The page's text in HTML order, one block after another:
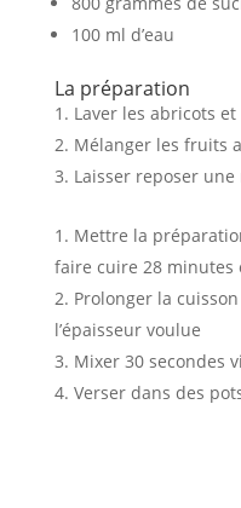
100 ml d’eau
La préparation
Laver les abricots
Mélanger les fruits
Laisser reposer
Mettre la
faire cuire 28 minutes
Prolonger la
l’épaisseur voulue
Mixer 30 secondes
Verser dans des